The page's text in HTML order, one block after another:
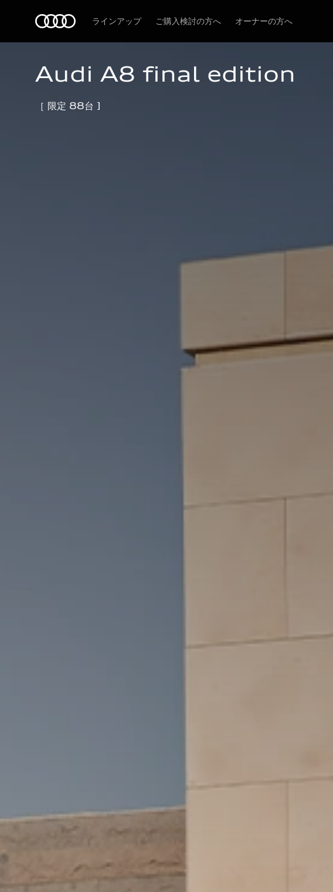
ラインアップ ご購入検討の方へ オーナーの方へ
Audi A8 final edition
［ 限定 88台 ]